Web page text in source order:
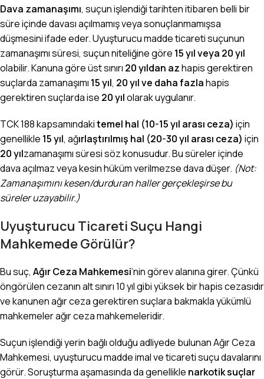
Dava zamanaşımı, suçun işlendiği tarihten itibaren belli bir
süre içinde davası açılmamış veya sonuçlanmamışsa
düşmesini ifade eder. Uyuşturucu madde ticareti suçunun
zamanaşımı süresi, suçun niteliğine göre 15 yıl veya 20 yıl
olabilir. Kanuna göre üst sınırı 20 yıldan azhapis gerektiren
suçlarda zamanaşımı 15 yıl, 20 yıl ve daha fazlahapis
gerektiren suçlarda ise 20 yılolarak uygulanır.
TCK 188 kapsamındakitemel hal (10-15 yıl arası ceza) için
genellikle 15 yıl, ağırlaştırılmış hal (20-30 yıl arası ceza) için
20 yılzamanaşımı süresi söz konusudur. Bu süreler içinde
dava açılmaz veya kesin hüküm verilmezse dava düşer. (Not:
Zamanaşımını kesen/durduran haller gerçekleşirse bu
süreler uzayabilir.)
Uyuşturucu Ticareti Suçu Hangi
Mahkemede Görülür?
Bu suç, Ağır Ceza Mahkemesi’nin görev alanına girer. Çünkü
öngörülen cezanın alt sınırı 10 yıl gibi yüksek bir hapis cezasıdır
ve kanunen ağır ceza gerektiren suçlara bakmakla yükümlü
mahkemeler ağır ceza mahkemeleridir.
Suçun işlendiği yerin bağlı olduğu adliyede bulunan Ağır Ceza
Mahkemesi, uyuşturucu madde imal ve ticareti suçu davalarını
görür. Soruşturma aşamasında da genellikle narkotik suçlar